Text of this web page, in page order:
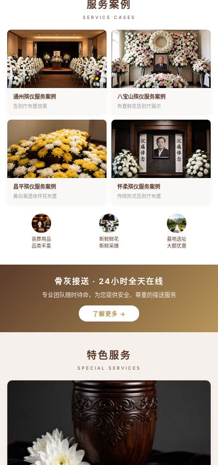
服务案例
SERVICE CASES
通州殡仪服务案例
告别厅布置效果
八宝山殡仪服务案例
布置鲜花告别厅展示
昌平殡仪服务案例
黄白菊遗体伴花布置
怀柔殡仪服务案例
传统形式告别厅布置
丧葬用品
品类丰富
新鲜鲜花
新鲜采摘
墓地选址
大额优惠
骨灰接送 · 24小时全天在线
专业团队随时待命，为您提供安全、尊重的接送服务
了解更多 →
特色服务
SPECIAL SERVICES